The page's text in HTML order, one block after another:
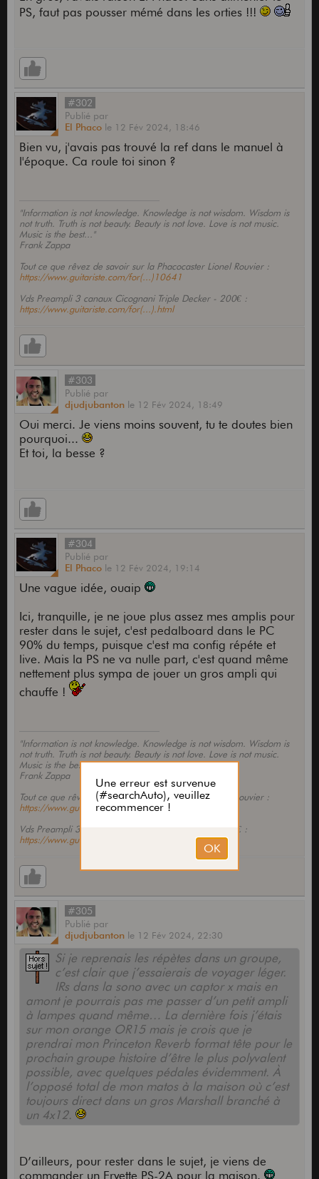
PS, faut pas pousser mémé dans les orties !!!
#302
Publié par
El Phaco le 12 Fév 2024, 18:46
Bien vu, j'avais pas trouvé la ref dans le manuel à
l'époque. Ca roule toi sinon ?
"Information is not knowledge. Knowledge is not wisdom. Wisdom is
not truth. Truth is not beauty. Beauty is not love. Love is not music.
Music is the best..."
Frank Zappa
Tout ce que rêvez de savoir sur la Phacocaster Lionel Rouvier :
https://www.guitariste.com/for(...)10641
Vds Preampli 3 canaux Cicognani Triple Decker - 200€ :
https://www.guitariste.com/for(...).html
#303
Publié par
djudjubanton le 12 Fév 2024, 18:49
Oui merci. Je viens moins souvent, tu te doutes bien
pourquoi...
Et toi, la besse ?
#304
Publié par
El Phaco le 12 Fév 2024, 19:14
Une vague idée, ouaip
Ici, tranquille, je ne joue plus assez mes amplis pour
rester dans le sujet, c'est pedalboard dans le PC
90% du temps, puisque c'est ma config répéte et
live. Mais la PS ne va nulle part, c'est quand même
nettement plus sympa de jouer un gros ampli qui
chauffe !
"Information is not knowledge. Knowledge is not wisdom. Wisdom is
not truth. Truth is not beauty. Beauty is not love. Love is not music.
Music is the best..."
Frank Zappa
Tout ce que rêvez de savoir sur la Phacocaster Lionel Rouvier :
https://www.guitariste.com/for(...)10641
Vds Preampli 3 canaux Cicognani Triple Decker - 200€ :
https://www.guitariste.com/for(...).html
#305
Publié par
djudjubanton le 12 Fév 2024, 22:30
Si je reprenais les répètes dans un groupe,
c’est clair que j’essaierais de voyager léger.
IRs dans la sono avec un captor x mais en
amont je pourrais pas me passer d’un petit ampli
à lampes quand même… La dernière fois j’étais
sur mon orange OR15 mais je crois que je
prendrai mon Princeton Reverb format tête pour le
prochain groupe histoire d’être le plus polyvalent
possible, avec quelques pédales évidemment. À
l’opposé total de mon matos à la maison où c’est
toujours direct dans un gros Marshall branché à
un 4x12.
D’ailleurs, pour rester dans le sujet, je viens de
commander un Fryette PS-2A pour la maison.